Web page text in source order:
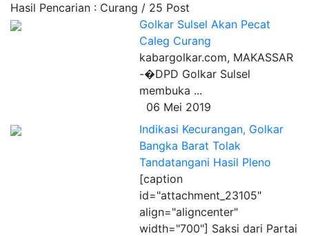
Hasil Pencarian : Curang / 25 Post
Golkar Sulsel Akan Pecat
Caleg Curang
kabargolkar.com, MAKASSAR
-�DPD Golkar Sulsel
membuka ...
06 Mei 2019
Indikasi Kecurangan, Golkar
Bangka Barat Tolak
Tandatangani Hasil Pleno
[caption
id="attachment_23105"
align="aligncenter"
width="700"] Saksi dari Partai